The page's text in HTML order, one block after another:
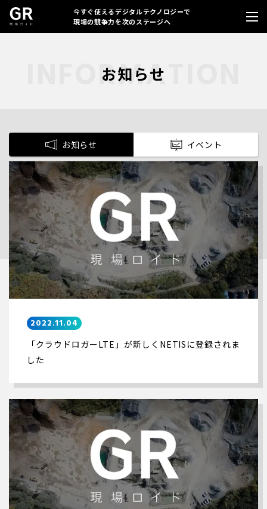
今すぐ使えるデジタルテクノロジーで
現場の競争力を次のステージへ
お知らせ
お知らせ イベント
2022.11.04
「クラウドロガーLTE」が新しくNETISに登録されま
した